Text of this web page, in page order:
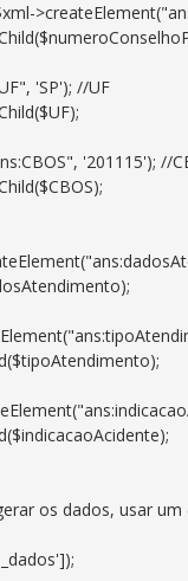
'SP'); //UF
'201115'); //
os dados, usar